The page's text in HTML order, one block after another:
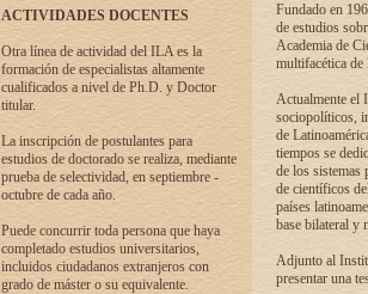
ACTIVIDADES DOCENTES
Otra línea de actividad del ILA es la
formación de especialistas altamente
cualificados a nivel de Ph.D. y Doctor
titular.
La inscripción de postulantes para
estudios de doctorado se realiza, mediante
prueba de selectividad, en septiembre -
octubre de cada año.
Puede concurrir toda persona que haya
completado estudios universitarios,
incluidos ciudadanos extranjeros con
grado de máster o su equivalente.
Fundado en
de estudios
Academia de
multifacética de
Actualmente el
sociopolíticos,
de
tiempos se
de los sistemas
de científicos
países
base bilateral y
Adjunto al
presentar una